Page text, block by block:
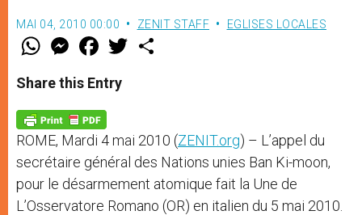
MAI 04, 2010 00:00 ZENIT STAFF EGLISES LOCALES
W
t
s
p
p
M
e
s
e
g
e
r
F
a
e
b
o
k
w
Share this Entry
ROME, Mardi 4 mai 2010 (ZENIT.org) – L’appel du
secrétaire général des Nations unies Ban Ki-moon,
pour le désarmement atomique fait la Une de
L’Osservatore Romano (OR) en italien du 5 mai 2010.